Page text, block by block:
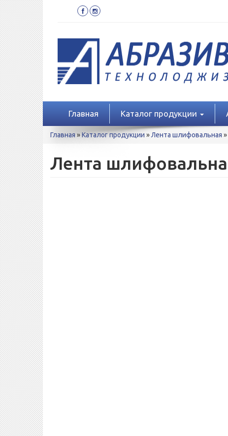
Перейти
к
основному
содержанию
Главная Каталог продукции
Вы
Главная »Каталог продукции »Лента шлифовальная »
Лента